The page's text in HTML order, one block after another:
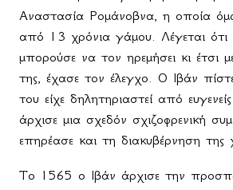
Αναστασία Ρομάνοβνα, η οποία
από 13 χρόνια γάμου. Λέγεται
μπορούσε να τον ηρεμήσει κι έτσι
της, έχασε τον έλεγχο. Ο Ιβάν
του είχε δηλητηριαστεί από
άρχισε μια σχεδόν σχιζοφρενική
επηρέασε και τη διακυβέρνηση της
Το 1565 ο Ιβάν άρχισε την